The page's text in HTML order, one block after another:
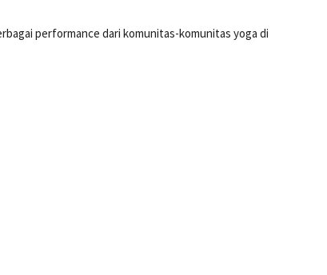
performance dari komunitas-komunitas yoga di